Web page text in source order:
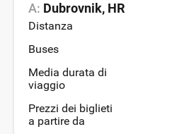
A: Dubrovnik, HR
Distanza
Buses
Media durata di
viaggio
Prezzi dei biglieti
a partire da